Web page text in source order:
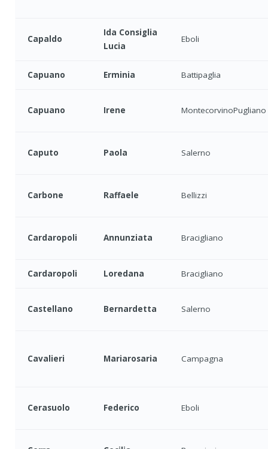
Capaldo
Ida Consiglia
Lucia
Eboli
Capuano Erminia Battipaglia
Capuano Irene MontecorvinoPugliano
Caputo Paola Salerno
Carbone Raffaele Bellizzi
Cardaropoli Annunziata Bracigliano
Cardaropoli Loredana Bracigliano
Castellano Bernardetta Salerno
Cavalieri Mariarosaria Campagna
Cerasuolo Federico Eboli